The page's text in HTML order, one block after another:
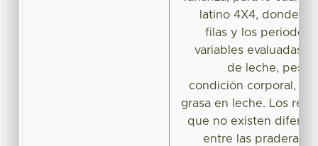
latino 4X4, donde
filas y los periodos
variables evaluadas
de leche, peso
condición corporal,
grasa en leche. Los
que no existen
entre las praderas